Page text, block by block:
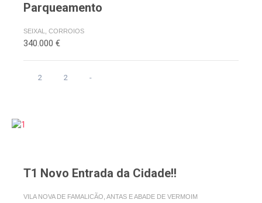
Parqueamento
SEIXAL, CORROIOS
340.000 €
2 2 -
T1 Novo Entrada da Cidade!!
VILA NOVA DE FAMALICÃO, ANTAS E ABADE DE VERMOIM